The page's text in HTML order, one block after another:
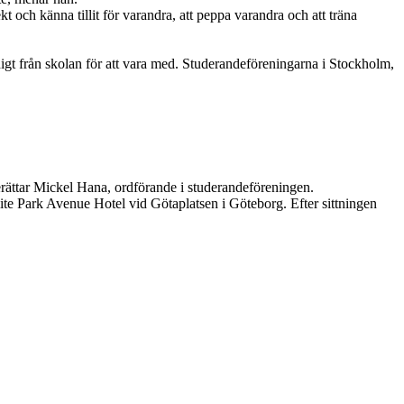
och känna tillit för varandra, att peppa varandra och att träna
från skolan för att vara med. Studerandeföreningarna i Stockholm,
Mickel Hana, ordförande i studerandeföreningen.
Park Avenue Hotel vid Götaplatsen i Göteborg. Efter sittningen